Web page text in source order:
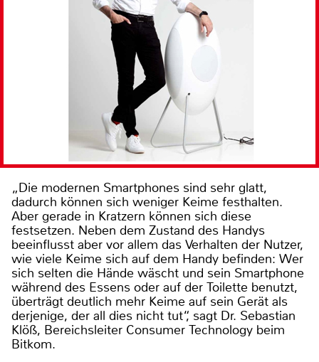
„Die modernen Smartphones sind sehr glatt,
dadurch können sich weniger Keime festhalten.
Aber gerade in Kratzern können sich diese
festsetzen. Neben dem Zustand des Handys
beeinflusst aber vor allem das Verhalten der Nutzer,
wie viele Keime sich auf dem Handy befinden: Wer
sich selten die Hände wäscht und sein Smartphone
während des Essens oder auf der Toilette benutzt,
überträgt deutlich mehr Keime auf sein Gerät als
derjenige, der all dies nicht tut“, sagt Dr. Sebastian
Klöß, Bereichsleiter Consumer Technology beim
Bitkom.